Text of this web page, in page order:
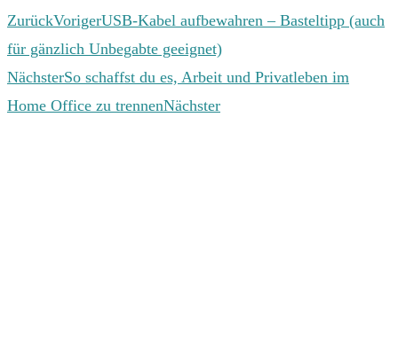
ZurückVorigerUSB-Kabel aufbewahren – Basteltipp (auch
für gänzlich Unbegabte geeignet)
NächsterSo schaffst du es, Arbeit und Privatleben im
Home Office zu trennenNächster